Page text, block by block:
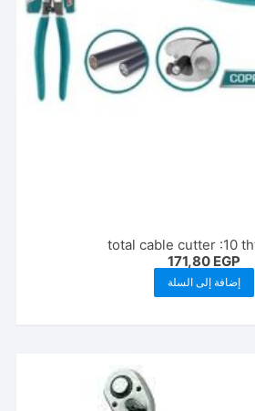
total cable cutter :10
171,80 EGP
إضافة إلى السلة